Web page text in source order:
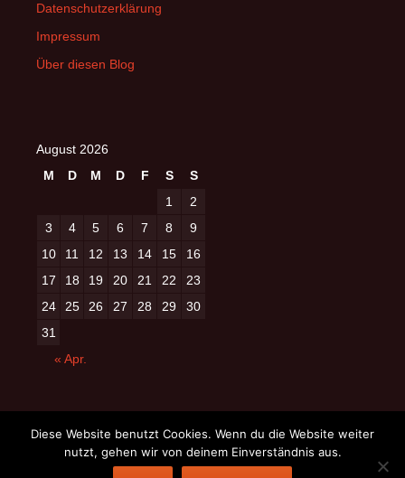
Datenschutzerklärung
Impressum
Über diesen Blog
August 2026
M
D M D F S
S
1
2
3
4 5 6 7 8
9
10
11 12 13 14 15
16
17
18 19 20 21 22
23
24
25 26 27 28 29
30
31
« Apr.
Diese Website benutzt Cookies. Wenn du die Website weiter
nutzt, gehen wir von deinem Einverständnis aus.